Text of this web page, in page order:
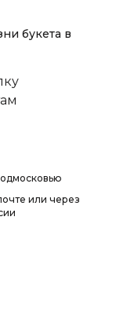
букета в
или через